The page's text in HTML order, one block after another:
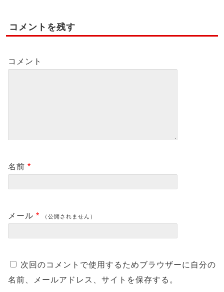
コメントを残す
コメント
名前 *
メール * （公開されません）
次回のコメントで使用するためブラウザーに自分の
名前、メールアドレス、サイトを保存する。